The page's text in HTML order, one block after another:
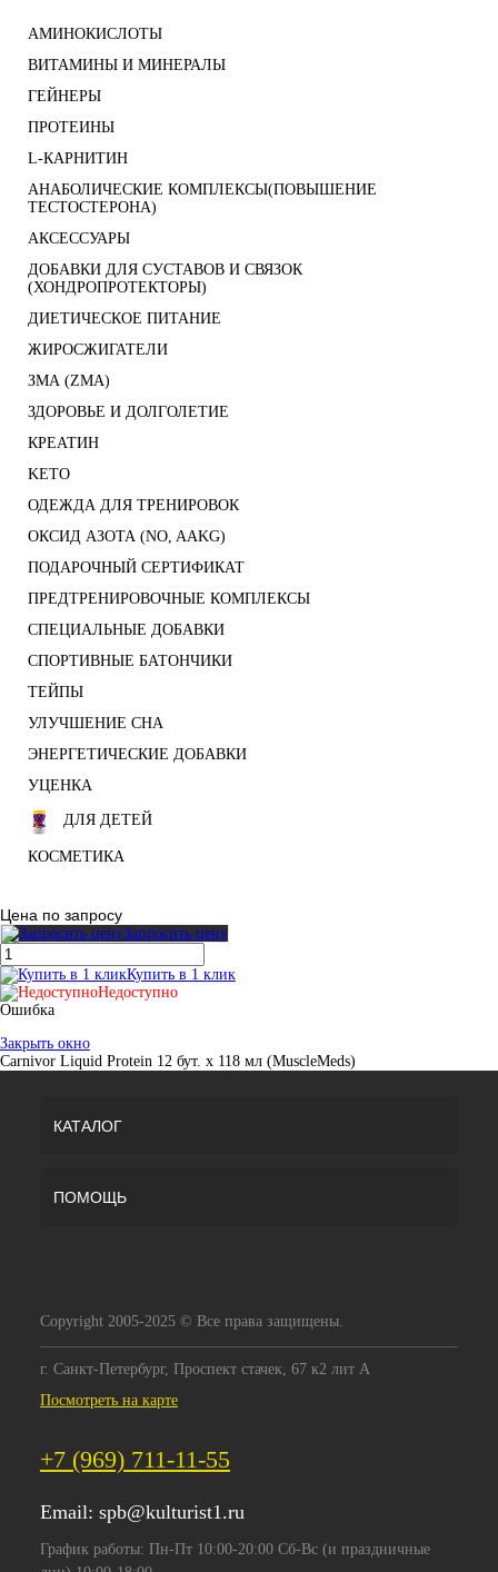
АМИНОКИСЛОТЫ
ВИТАМИНЫ И МИНЕРАЛЫ
ГЕЙНЕРЫ
ПРОТЕИНЫ
L-КАРНИТИН
АНАБОЛИЧЕСКИЕ КОМПЛЕКСЫ(ПОВЫШЕНИЕ
ТЕСТОСТЕРОНА)
АКСЕССУАРЫ
ДОБАВКИ ДЛЯ СУСТАВОВ И СВЯЗОК
(ХОНДРОПРОТЕКТОРЫ)
ДИЕТИЧЕСКОЕ ПИТАНИЕ
ЖИРОСЖИГАТЕЛИ
ЗМА (ZMA)
ЗДОРОВЬЕ И ДОЛГОЛЕТИЕ
КРЕАТИН
KETO
ОДЕЖДА ДЛЯ ТРЕНИРОВОК
ОКСИД АЗОТА (NO, AAKG)
ПОДАРОЧНЫЙ СЕРТИФИКАТ
ПРЕДТРЕНИРОВОЧНЫЕ КОМПЛЕКСЫ
СПЕЦИАЛЬНЫЕ ДОБАВКИ
СПОРТИВНЫЕ БАТОНЧИКИ
ТЕЙПЫ
УЛУЧШЕНИЕ СНА
ЭНЕРГЕТИЧЕСКИЕ ДОБАВКИ
УЦЕНКА
ДЛЯ ДЕТЕЙ
КОСМЕТИКА
Цена по запросу
Запросить цену
Купить в 1 клик
Недоступно
Ошибка
Закрыть окно
Carnivor Liquid Protein 12 бут. х 118 мл (MuscleMeds)
КАТАЛОГ
ПОМОЩЬ
Copyright 2005-2025 © Все права защищены.
г. Санкт-Петербург, Проспект стачек, 67 к2 лит А
Посмотреть на карте
+7 (969) 711-11-55
Email: spb@kulturist1.ru
График работы: Пн-Пт 10:00-20:00 Сб-Вс (и праздничные